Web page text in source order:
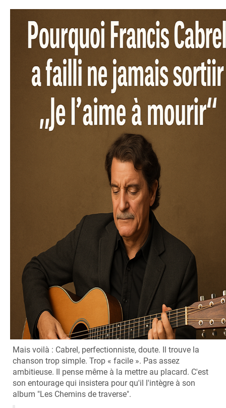
Mais voilà : Cabrel, perfectionniste, doute. Il trouve la
chanson trop simple. Trop « facile ». Pas assez
ambitieuse. Il pense même à la mettre au placard. C'est
son entourage qui insistera pour qu'il l'intègre à son
album "Les Chemins de traverse".